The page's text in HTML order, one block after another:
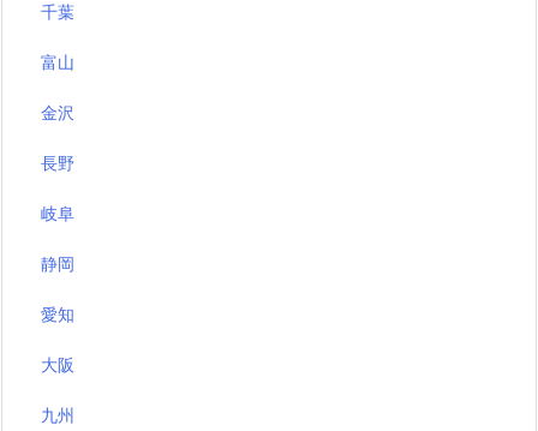
千葉
富山
金沢
長野
岐阜
静岡
愛知
大阪
九州